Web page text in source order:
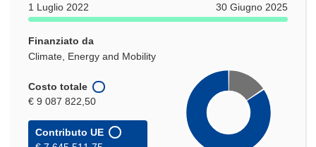
1 Luglio 2022
30 Giugno 2025
Finanziato da
Climate, Energy and Mobility
Costo totale
€ 9 087 822,50
Contributo UE